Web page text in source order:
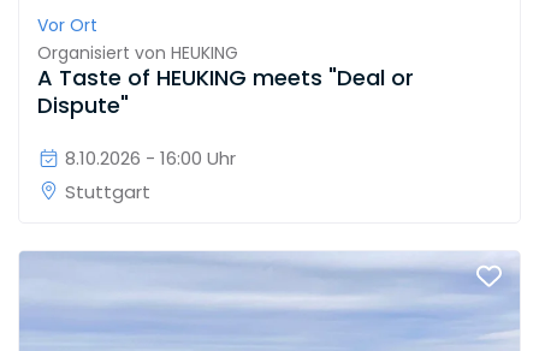
Vor Ort
Organisiert von HEUKING
A Taste of HEUKING meets "Deal or
Dispute"
8.10.2026 - 16:00 Uhr
Stuttgart